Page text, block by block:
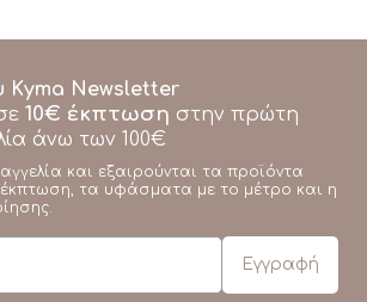
Kyma Newsletter
10€ έκπτωση στην πρώτη
άνω των 100€
και εξαιρούνται τα προϊόντα
τα υφάσματα με το μέτρο και η